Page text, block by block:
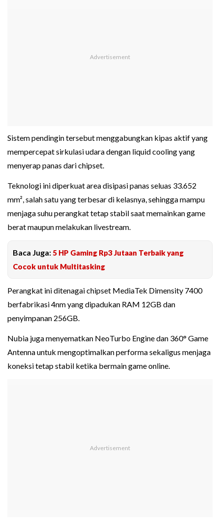
Sistem pendingin tersebut menggabungkan kipas aktif yang
mempercepat sirkulasi udara dengan liquid cooling yang
menyerap panas dari chipset.
Teknologi ini diperkuat area disipasi panas seluas 33.652
mm², salah satu yang terbesar di kelasnya, sehingga mampu
menjaga suhu perangkat tetap stabil saat memainkan game
berat maupun melakukan livestream.
Baca Juga: 5 HP Gaming Rp3 Jutaan Terbaik yang
Cocok untuk Multitasking
Perangkat ini ditenagai chipset MediaTek Dimensity 7400
berfabrikasi 4nm yang dipadukan RAM 12GB dan
penyimpanan 256GB.
Nubia juga menyematkan NeoTurbo Engine dan 360° Game
Antenna untuk mengoptimalkan performa sekaligus menjaga
koneksi tetap stabil ketika bermain game online.